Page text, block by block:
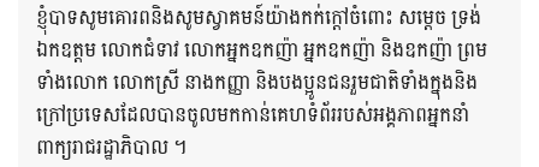
ខ្ញុំបាទសូមគោរពនិងសូមស្វាគមន៍យ៉ាងកក់ក្តៅចំពោះ សម្តេច ទ្រង់
ឯកឧត្តម លោកជំទាវ លោកអ្នកឧកញ៉ា អ្នកឧកញ៉ា និងឧកញ៉ា ព្រម
ទាំងលោក លោកស្រី នាងកញ្ញា និងបងប្អូនជនរួមជាតិទាំងក្នុងនិង
ក្រៅប្រទេសដែលបានចូលមកកាន់គេហទំព័ររបស់អង្គភាពអ្នកនាំ
ពាក្យរាជរដ្ឋាភិបាល ។